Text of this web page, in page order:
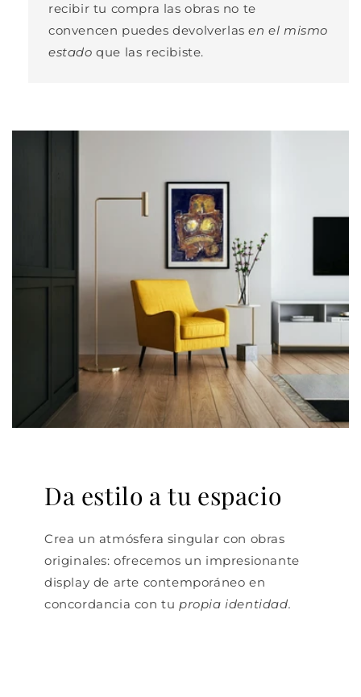
recibir tu compra las obras no te
convencen puedes devolverlasen el mismo
estado que las recibiste.
Da estilo a tu espacio
Crea un atmósfera singular con obras
originales: ofrecemos un impresionante
display de arte contemporáneo en
concordancia con tu propia identidad.